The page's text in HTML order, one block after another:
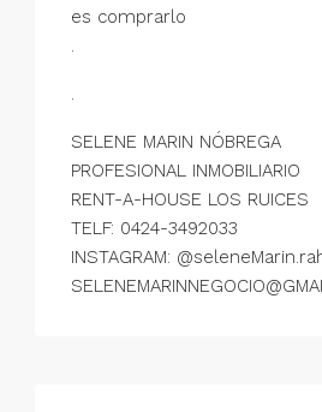
es comprarlo
SELENE MARIN NÓBREGA
PROFESIONAL INMOBILIARIO
RENT-A-HOUSE LOS RUICES
TELF: 0424-3492033
INSTAGRAM: